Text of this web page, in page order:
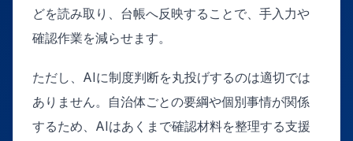
どを読み取り、台帳へ反映することで、手入力や
確認作業を減らせます。
ただし、AIに制度判断を丸投げするのは適切では
ありません。自治体ごとの要綱や個別事情が関係
するため、AIはあくまで確認材料を整理する支援